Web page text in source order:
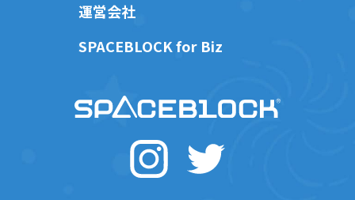
運営会社
SPACEBLOCK for Biz